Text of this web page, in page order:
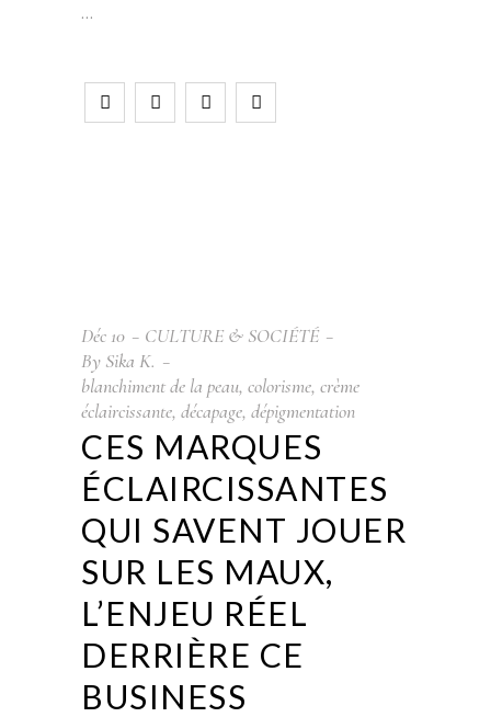
Déc 10
CULTURE & SOCIÉTÉ
By Sika K.
blanchiment de la peau, colorisme, crème
éclaircissante, décapage, dépigmentation
CES MARQUES
ÉCLAIRCISSANTES
QUI SAVENT JOUER
SUR LES MAUX,
L’ENJEU RÉEL
DERRIÈRE CE
BUSINESS